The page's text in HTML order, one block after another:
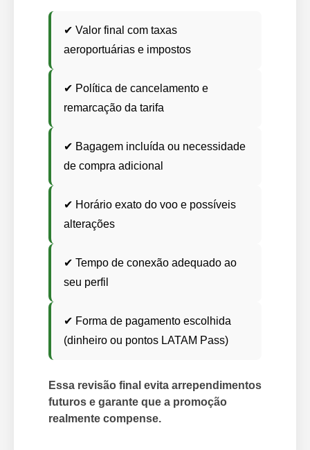
✔ Valor final com taxas
aeroportuárias e impostos
✔ Política de cancelamento e
remarcação da tarifa
✔ Bagagem incluída ou necessidade
de compra adicional
✔ Horário exato do voo e possíveis
alterações
✔ Tempo de conexão adequado ao
seu perfil
✔ Forma de pagamento escolhida
(dinheiro ou pontos LATAM Pass)
Essa revisão final evita arrependimentos
futuros e garante que a promoção
realmente compense.